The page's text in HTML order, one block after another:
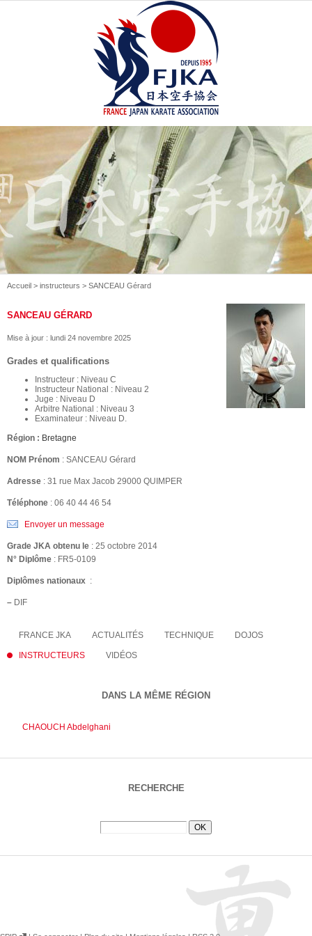
Accueil > instructeurs > SANCEAU Gérard
SANCEAU GÉRARD
Mise à jour : lundi 24 novembre 2025
Grades et qualifications
Instructeur : Niveau C
Instructeur National : Niveau 2
Juge : Niveau D
Arbitre National : Niveau 3
Examinateur : Niveau D.
Région : Bretagne
NOM Prénom : SANCEAU Gérard
Adresse : 31 rue Max Jacob 29000 QUIMPER
Téléphone : 06 40 44 46 54
Envoyer un message
Grade JKA obtenu le : 25 octobre 2014
N° Diplôme : FR5-0109
Diplômes nationaux :
– DIF
FRANCE JKA ACTUALITÉS TECHNIQUE DOJOS
INSTRUCTEURS VIDÉOS
DANS LA MÊME RÉGION
CHAOUCH Abdelghani
RECHERCHE